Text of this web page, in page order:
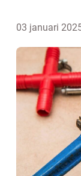
03 januari